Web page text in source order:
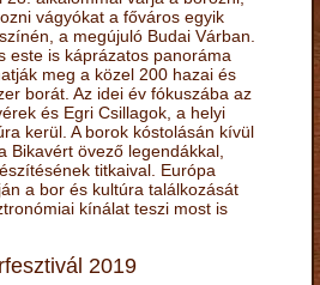
vágyókat a főváros egyik
a megújuló Budai Várban.
este is káprázatos panoráma
meg a közel 200 hazai és
borát. Az idei év fókuszába az
és Egri Csillagok, a helyi
kerül. A borok kóstolásán kívül
Bikavért övező legendákkal,
titkaival. Európa
a bor és kultúra találkozását
kínálat teszi most is
2019